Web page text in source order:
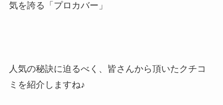
気を誇る「プロカバー」
人気の秘訣に迫るべく、皆さんから頂いたクチコ
ミを紹介しますね♪